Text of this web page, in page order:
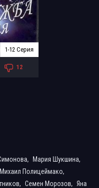
1-12 Серия
12
Мария Шукшина,
Михаил Полицеймако,
Семен Морозов, Яна